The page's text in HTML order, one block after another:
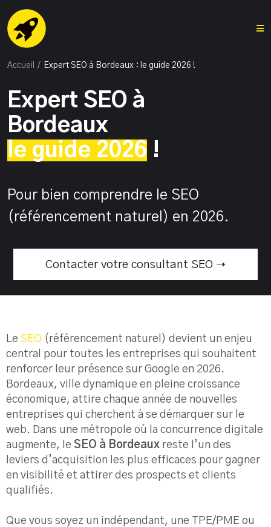
Accueil / Expert SEO à Bordeaux : le guide 2026 !
Expert SEO à
Bordeaux
le guide 2026 !
Pour bien comprendre le SEO
(référencement naturel) en 2026.
Contacter votre consultant SEO ➝
Le SEO (référencement naturel) devient un enjeu
central pour toutes les entreprises qui souhaitent
renforcer leur présence sur Google en 2026.
Bordeaux, ville dynamique en pleine croissance
économique, attire chaque année de nouvelles
entreprises qui cherchent à se démarquer sur le
web. Dans une métropole où la concurrence digitale
augmente, le SEO à Bordeaux reste l’un des
leviers d’acquisition les plus efficaces pour gagner
en visibilité et attirer des prospects et clients
qualifiés.
Que vous soyez un indépendant, une TPE/PME ou